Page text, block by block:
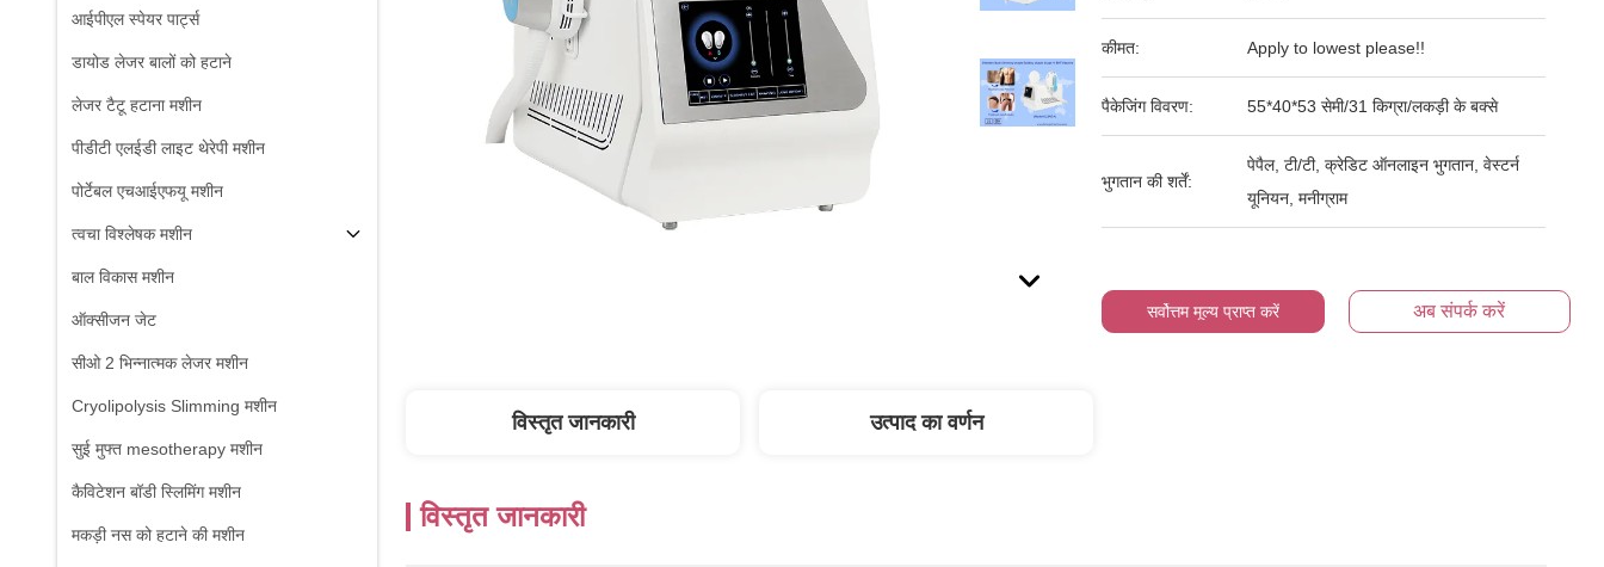
आईपीएल स्पेयर पार्ट्स
डायोड लेजर बालों को हटाने
लेजर टैटू हटाना मशीन
पीडीटी एलईडी लाइट थेरेपी मशीन
पोर्टेबल एचआईएफयू मशीन
त्वचा विश्लेषक मशीन
बाल विकास मशीन
ऑक्सीजन जेट
सीओ 2 भिन्नात्मक लेजर मशीन
Cryolipolysis Slimming मशीन
सुई मुफ्त mesotherapy मशीन
कैविटेशन बॉडी स्लिमिंग मशीन
मकड़ी नस को हटाने की मशीन
कीमत: Apply to lowest please!!
पैकेजिंग विवरण: 55*40*53 सेमी/31 किग्रा/लकड़ी के बक्से
भुगतान की शर्तें:
पेपैल, टी/टी, क्रेडिट ऑनलाइन भुगतान, वेस्टर्न
यूनियन, मनीग्राम
सर्वोत्तम मूल्य प्राप्त करें अब संपर्क करें
विस्तृत जानकारी उत्पाद का वर्णन
विस्तृत जानकारी